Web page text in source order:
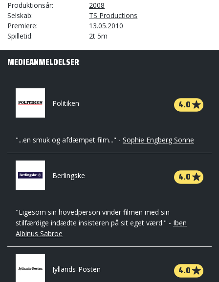
Produktionsår
2008
Selskab
TS Productions
Premiere
13.05.2010
Spilletid
2t 5m
MEDIEANMELDELSER
Politiken 4.0
"...en smuk og afdæmpet film..." - Sophie Engberg Sonne
Berlingske 4.0
"Ligesom sin hovedperson vinder filmen med sin
stilfærdige indædte insisteren på sit eget værd." - Iben
Albinus Sabroe
Jyllands-Posten 4.0